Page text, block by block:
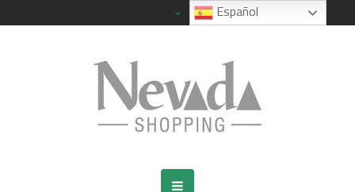
Español